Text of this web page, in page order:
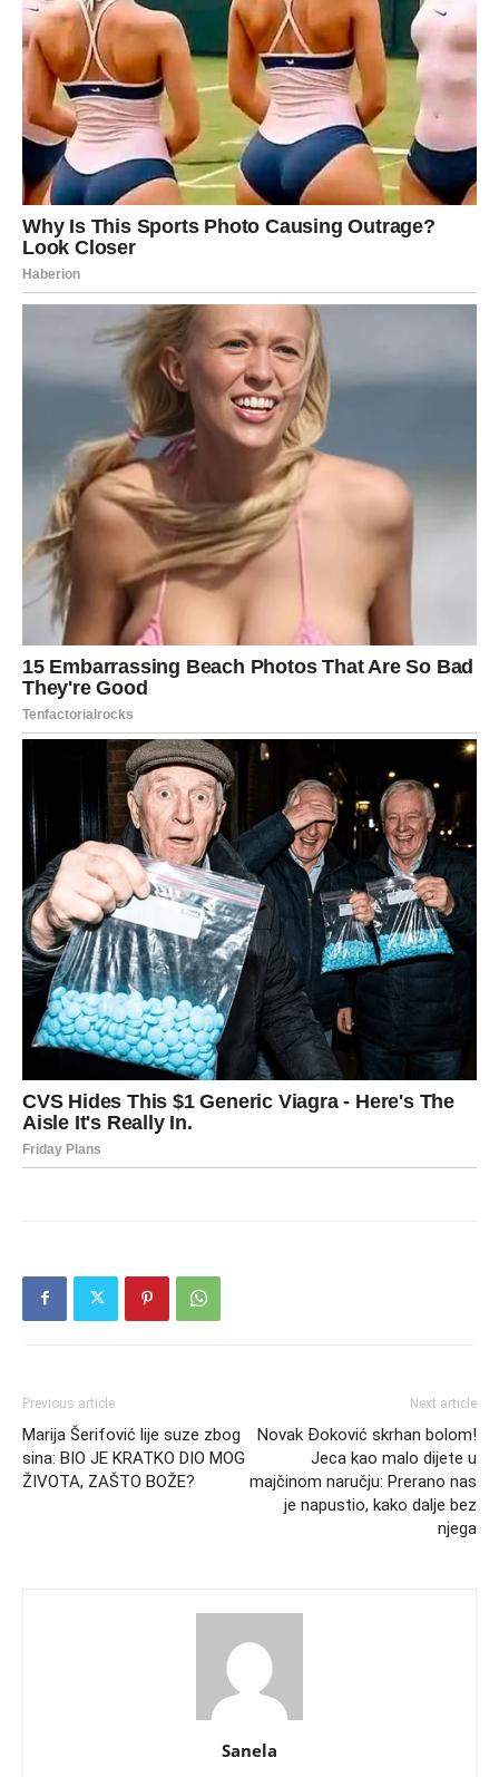
Previous article
Marija Šerifović lije suze zbog
sina: BIO JE KRATKO DIO MOG
ŽIVOTA, ZAŠTO BOŽE?
Next article
Novak Đoković skrhan bolom!
Jeca kao malo dijete u
majčinom naručju: Prerano nas
je napustio, kako dalje bez
njega
Sanela